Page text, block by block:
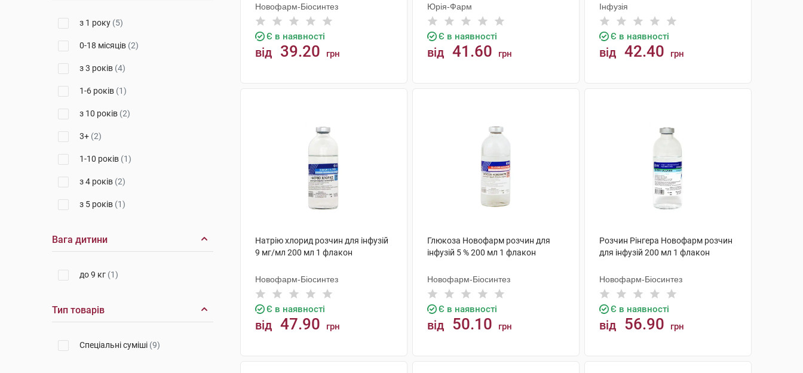
з 1 року (5)
0-18 місяців (2)
з 3 років (4)
1-6 років (1)
з 10 років (2)
3+ (2)
1-10 років (1)
з 4 років (2)
з 5 років (1)
Вага дитини
до 9 кг (1)
Тип товарів
Спеціальні суміші (9)
Новофарм-Біосинтез
Є в наявності
від 39.20 грн
Юрія-Фарм
Є в наявності
від 41.60 грн
Інфузія
Є в наявності
від 42.40 грн
Натрію хлорид розчин для інфузій
9 мг/мл 200 мл 1 флакон
Новофарм-Біосинтез
Є в наявності
від 47.90 грн
Глюкоза Новофарм розчин для
інфузій 5 % 200 мл 1 флакон
Новофарм-Біосинтез
Є в наявності
від 50.10 грн
Розчин Рінгера Новофарм розчин
для інфузій 200 мл 1 флакон
Новофарм-Біосинтез
Є в наявності
від 56.90 грн